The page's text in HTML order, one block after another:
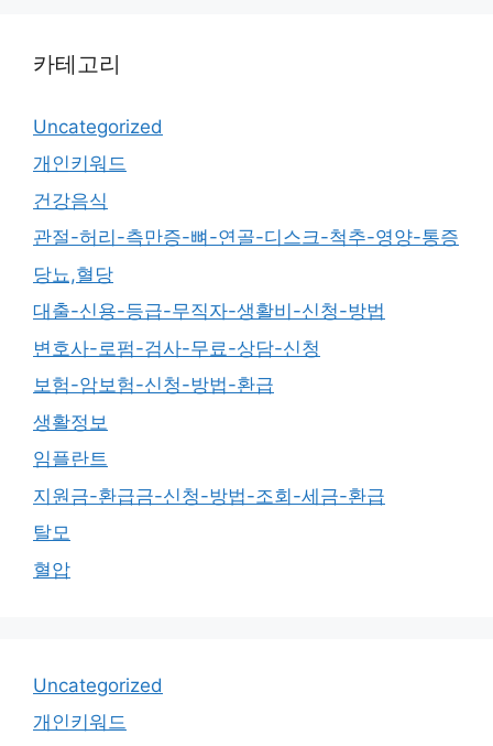
카테고리
Uncategorized
개인키워드
건강음식
관절-허리-측만증-뼈-연골-디스크-척추-영양-통증
당뇨,혈당
대출-신용-등급-무직자-생활비-신청-방법
변호사-로펌-검사-무료-상담-신청
보험-암보험-신청-방법-환급
생활정보
임플란트
지원금-환급금-신청-방법-조회-세금-환급
탈모
혈압
Uncategorized
개인키워드